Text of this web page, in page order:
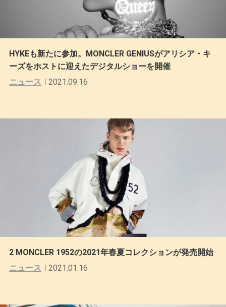
HYKEも新たに参加。MONCLER GENIUSがアリシア・キ
ーズをホストに迎えたデジタルショーを開催
ニュース
2021.09.16
2 MONCLER 1952の2021年春夏コレクションが発売開始
ニュース
2021.01.16